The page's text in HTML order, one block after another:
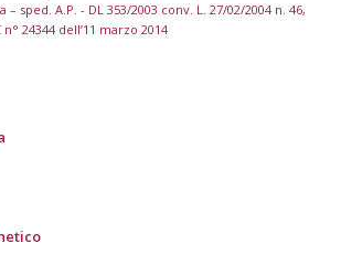
– sped. A.P. - DL 353/2003 conv. L. 27/02/2004 n. 46,
24344 dell’11 marzo 2014